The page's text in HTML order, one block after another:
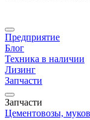
Предприятие
Блог
Техника в наличии
Лизинг
Запчасти
Запчасти
Цементовозы,